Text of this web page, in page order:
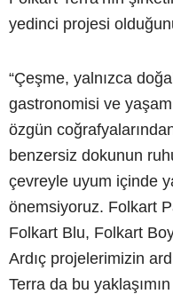
yedinci projesi
“Çeşme, yalnızca
gastronomisi ve
özgün
benzersiz dokunun
çevreyle uyum içinde
önemsiyoruz. Folkart
Folkart Blu, Folkart
Ardıç projelerimizin
Terra da bu